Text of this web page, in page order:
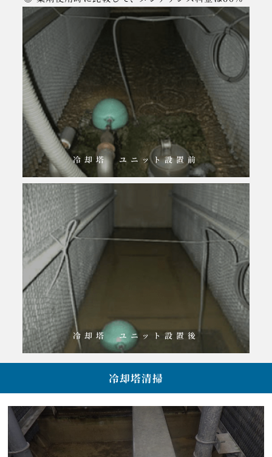
冷却塔 ユニット設置前
冷却塔 ユニット設置後
冷却塔清掃